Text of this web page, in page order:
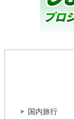
国内旅行